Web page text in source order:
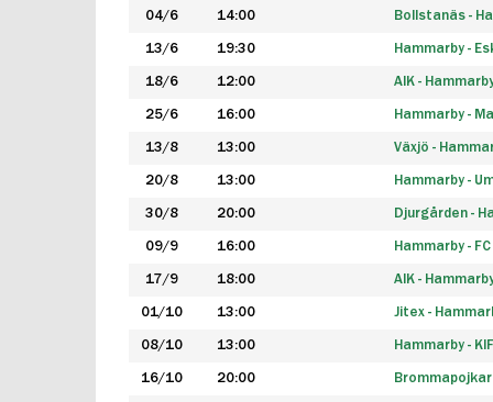
04/6 14:00 Bollstanäs -
13/6 19:30 Hammarby -
18/6 12:00 AIK -
25/6 16:00 Hammarby -
13/8 13:00 Växjö -
20/8 13:00 Hammarby -
30/8 20:00 Djurgården -
09/9 16:00 Hammarby -
17/9 18:00 AIK -
01/10 13:00 Jitex -
08/10 13:00 Hammarby -
16/10 20:00